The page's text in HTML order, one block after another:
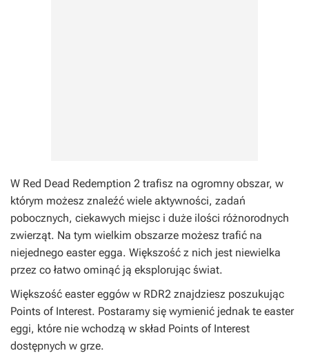
W Red Dead Redemption 2 trafisz na ogromny obszar, w
którym możesz znaleźć wiele aktywności, zadań
pobocznych, ciekawych miejsc i duże ilości różnorodnych
zwierząt. Na tym wielkim obszarze możesz trafić na
niejednego easter egga. Większość z nich jest niewielka
przez co łatwo ominąć ją eksplorując świat.
Większość easter eggów w RDR2 znajdziesz poszukując
Points of Interest. Postaramy się wymienić jednak te easter
eggi, które nie wchodzą w skład Points of Interest
dostępnych w grze.